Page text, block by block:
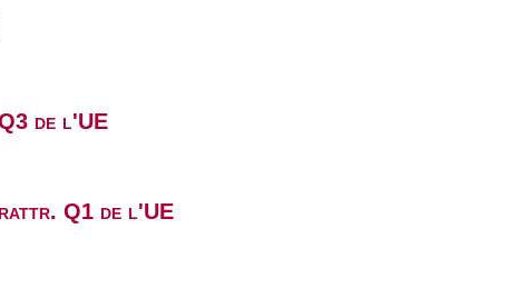
de l'UE
rattr. Q1 de l'UE